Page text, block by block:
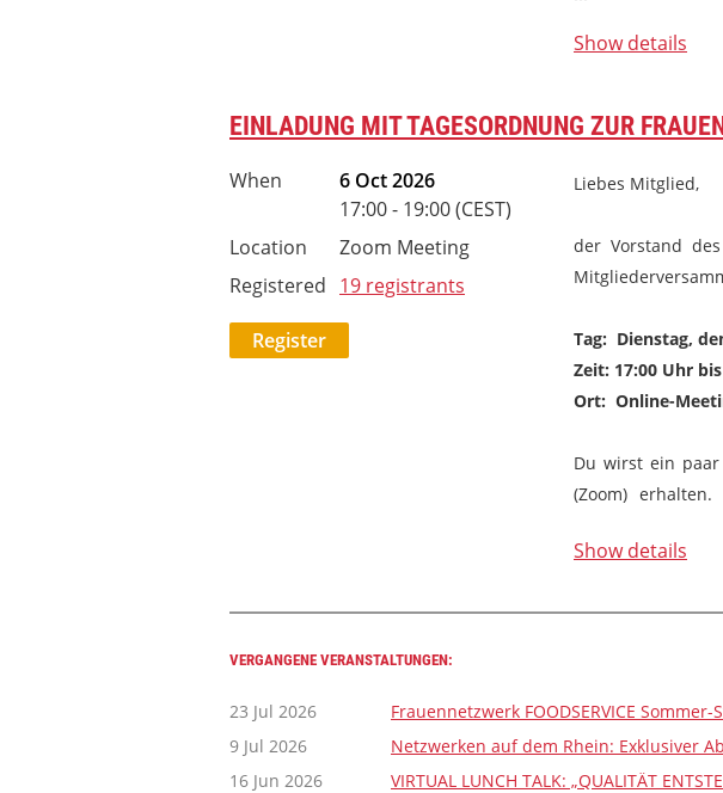
Show details
EINLADUNG MIT TAGESORDNUNG ZUR
When
6 Oct 2026
17:00 - 19:00 (CEST)
Location
Zoom Meeting
Registered 19 registrants
Liebes Mitglied,
der Vorstand
Tag: Dienstag,
Zeit: 17:00 Uhr
Ort: Online-
Du wirst ein
(Zoom)
Show details
VERGANGENE VERANSTALTUNGEN:
23 Jul 2026
Frauennetzwerk FOODSERVICE
9 Jul 2026
Netzwerken auf dem Rhein: Exklusiver
16 Jun 2026
VIRTUAL LUNCH TALK: „QUALITÄT